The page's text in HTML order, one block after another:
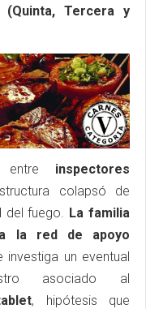
Tercera y
entre inspectores
colapsó de
fuego. La familia
la red de apoyo
investiga un eventual
asociado al
, hipótesis que